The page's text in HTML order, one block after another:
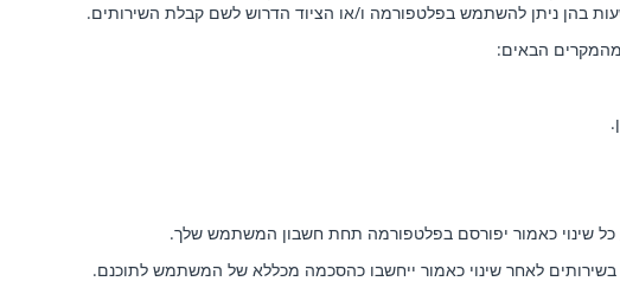
בהן ניתן להשתמש בפלטפורמה ו/או הציוד הדרוש לשם קבלת השירותים.
הבאים:
שינוי כאמור יפורסם בפלטפורמה תחת חשבון המשתמש שלך.
לאחר שינוי כאמור ייחשבו כהסכמה מכללא של המשתמש לתוכנם.